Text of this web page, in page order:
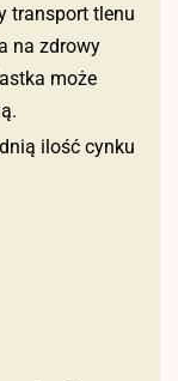
transport tlenu
na zdrowy
może
ilość cynku